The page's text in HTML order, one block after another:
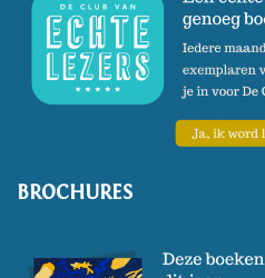
BROCHURES